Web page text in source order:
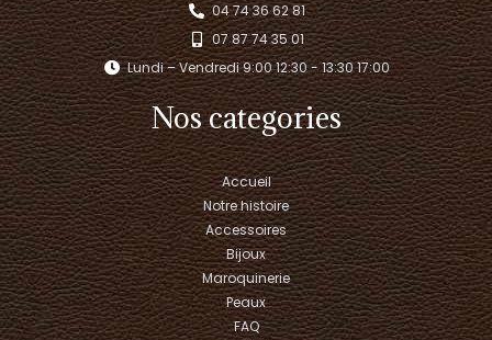
04 74 36 62 81
07 87 74 35 01
Lundi – Vendredi 9:00 12:30 - 13:30 17:00​
Nos categories
Accueil
Notre histoire
Accessoires
Bijoux
Maroquinerie
Peaux
FAQ